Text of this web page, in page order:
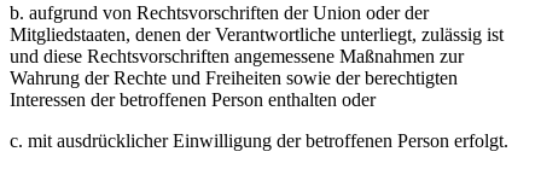
b. aufgrund von Rechtsvorschriften der Union oder der
Mitgliedstaaten, denen der Verantwortliche unterliegt, zulässig ist
und diese Rechtsvorschriften angemessene Maßnahmen zur
Wahrung der Rechte und Freiheiten sowie der berechtigten
Interessen der betroffenen Person enthalten oder
c. mit ausdrücklicher Einwilligung der betroffenen Person erfolgt.